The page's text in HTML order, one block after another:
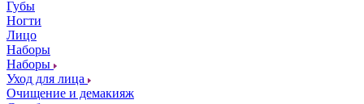
Губы
Ногти
Лицо
Наборы
Наборы
Уход для лица
Очищение и демакияж